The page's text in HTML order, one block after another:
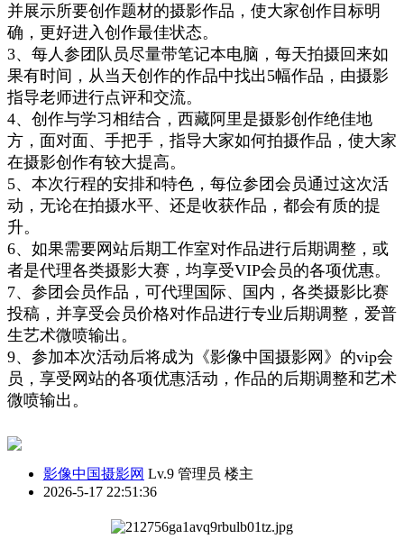
并展示所要创作题材的摄影作品，使大家创作目标明
确，更好进入创作最佳状态。
3、每人参团 队员尽量带笔记本电脑 ， 每天拍摄回来如
果有时间，从当天创作的作品中找出5幅作品， 由摄影
指导老师进行点评和交流。
4、 创作与学习 相结合 ，西藏阿里是摄影创作绝佳地
方，面对面、手把手，指导大家如何拍摄作品，使大家
在摄影创作有较大提高。
5、本次行程的安排和特色，每位参团会员通过这次活
动，无论在拍摄水平、还是收获作品，都会有质的提
升。
6、如果需要网站后期工作室对作品进行后期调整 ，或
者是代理各类摄影大赛，均享受VIP会员的各项优惠。
7、参团会员作品 ， 可代理国 际、 国内 ，各类摄影比赛
投稿， 并享受会员价格对作品进行专业后期调整 ， 爱普
生艺术微喷输出。
9、参加本次活动后将成为《影像中国摄影网 》的vip会
员，享受 网站的各项优惠活动，作品的后期调整和艺术
微喷输出。
影像中国摄影网 Lv.9 管理员 楼主
2026-5-17 22:51:36